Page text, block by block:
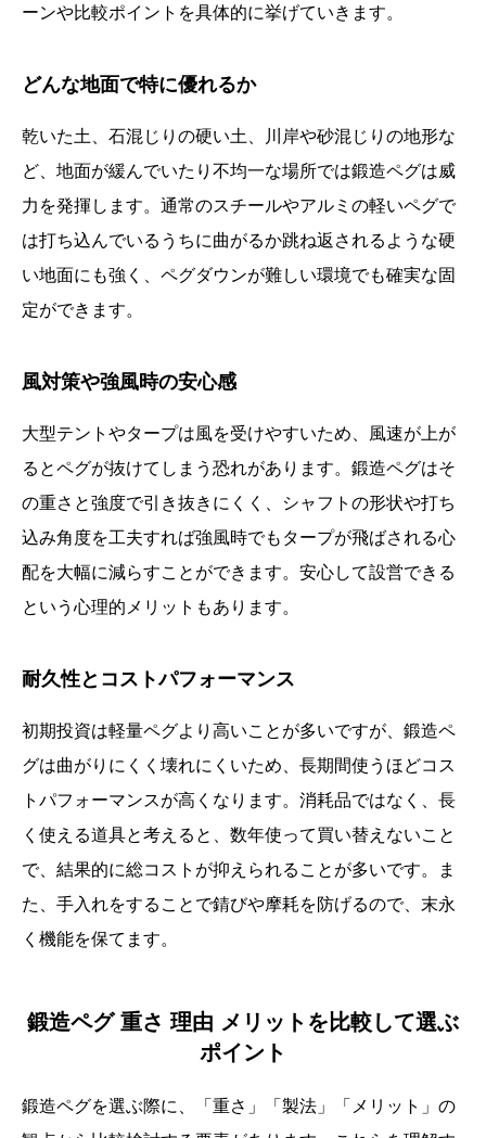
ーンや比較ポイントを具体的に挙げていきます。
どんな地面で特に優れるか
乾いた土、石混じりの硬い土、川岸や砂混じりの地形な
ど、地面が緩んでいたり不均一な場所では鍛造ペグは威
力を発揮します。通常のスチールやアルミの軽いペグで
は打ち込んでいるうちに曲がるか跳ね返されるような硬
い地面にも強く、ペグダウンが難しい環境でも確実な固
定ができます。
風対策や強風時の安心感
大型テントやタープは風を受けやすいため、風速が上が
るとペグが抜けてしまう恐れがあります。鍛造ペグはそ
の重さと強度で引き抜きにくく、シャフトの形状や打ち
込み角度を工夫すれば強風時でもタープが飛ばされる心
配を大幅に減らすことができます。安心して設営できる
という心理的メリットもあります。
耐久性とコストパフォーマンス
初期投資は軽量ペグより高いことが多いですが、鍛造ペ
グは曲がりにくく壊れにくいため、長期間使うほどコス
トパフォーマンスが高くなります。消耗品ではなく、長
く使える道具と考えると、数年使って買い替えないこと
で、結果的に総コストが抑えられることが多いです。ま
た、手入れをすることで錆びや摩耗を防げるので、末永
く機能を保てます。
鍛造ペグ 重さ 理由 メリットを比較して選ぶ
ポイント
鍛造ペグを選ぶ際に、「重さ」「製法」「メリット」の